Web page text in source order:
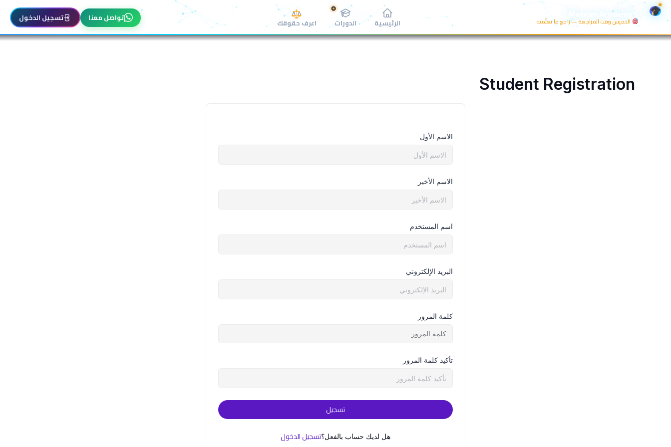
Motrjim Academy S
الخميس وقت المراجعة — راجع ما تعلّمته الرئيسية الدورات اعرف حقوقك تواصل معنا تسجيل الدخول
تخطي
إلى
Student Registration
الاسم الأول
الاسم الأخير
اسم المستخدم
البريد الإلكتروني
كلمة المرور
تأكيد كلمة المرور
تسجيل
هل لديك حساب بالفعل؟تسجيل الدخول